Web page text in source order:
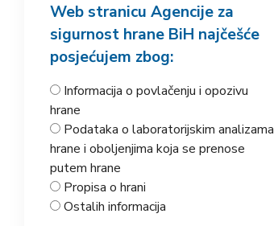
Web stranicu Agencije za
sigurnost hrane BiH najčešće
posjećujem zbog:
Informacija o povlačenju i opozivu
hrane
Podataka o laboratorijskim analizama
hrane i oboljenjima koja se prenose
putem hrane
Propisa o hrani
Ostalih informacija